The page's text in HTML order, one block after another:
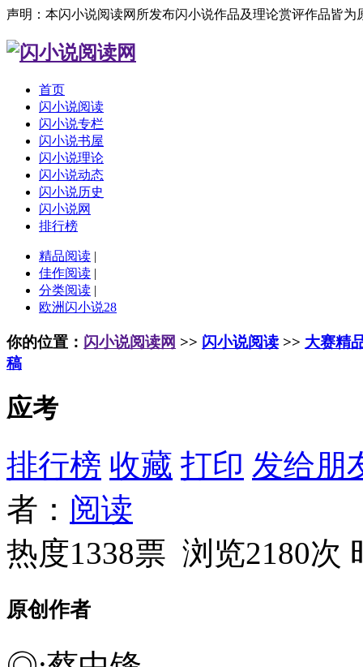
声明：本闪小说阅读网所发布闪小说作品及理论赏评作品皆
首页
闪小说阅读
闪小说专栏
闪小说书屋
闪小说理论
闪小说动态
闪小说历史
闪小说网
排行榜
精品阅读 |
佳作阅读 |
分类阅读 |
欧洲闪小说28
你的位置： 闪小说阅读网 >> 闪小说阅读 >> 大赛精
稿
应考
排行榜 收藏 打印 发给朋
者： 阅读
热度1338票 浏览2180次
原创作者